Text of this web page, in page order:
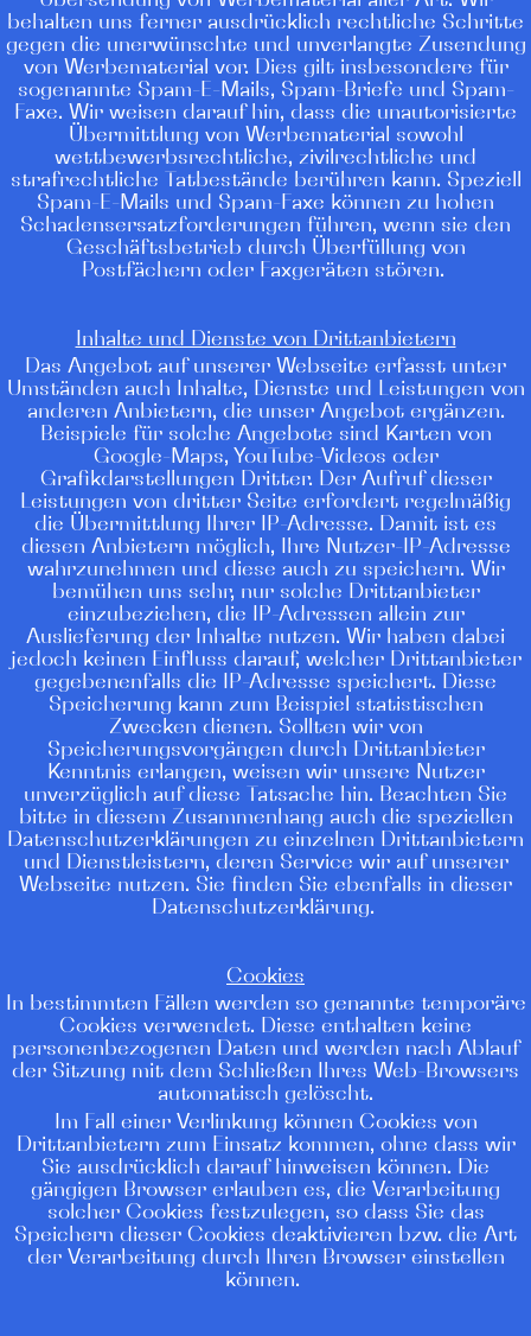
behalten uns ferner ausdrücklich rechtliche Schritte
gegen die unerwünschte und unverlangte Zusendung
von Werbematerial vor. Dies gilt insbesondere für
sogenannte Spam-E-Mails, Spam-Briefe und Spam-
Faxe. Wir weisen darauf hin, dass die unautorisierte
Übermittlung von Werbematerial sowohl
wettbewerbsrechtliche, zivilrechtliche und
strafrechtliche Tatbestände berühren kann. Speziell
Spam-E-Mails und Spam-Faxe können zu hohen
Schadensersatzforderungen führen, wenn sie den
Geschäftsbetrieb durch Überfüllung von
Postfächern oder Faxgeräten stören.
Inhalte und Dienste von Drittanbietern
Das Angebot auf unserer Webseite erfasst unter
Umständen auch Inhalte, Dienste und Leistungen von
anderen Anbietern, die unser Angebot ergänzen.
Beispiele für solche Angebote sind Karten von
Google-Maps, YouTube-Videos oder
Grafikdarstellungen Dritter. Der Aufruf dieser
Leistungen von dritter Seite erfordert regelmäßig
die Übermittlung Ihrer IP-Adresse. Damit ist es
diesen Anbietern möglich, Ihre Nutzer-IP-Adresse
wahrzunehmen und diese auch zu speichern. Wir
bemühen uns sehr, nur solche Drittanbieter
einzubeziehen, die IP-Adressen allein zur
Auslieferung der Inhalte nutzen. Wir haben dabei
jedoch keinen Einfluss darauf, welcher Drittanbieter
gegebenenfalls die IP-Adresse speichert. Diese
Speicherung kann zum Beispiel statistischen
Zwecken dienen. Sollten wir von
Speicherungsvorgängen durch Drittanbieter
Kenntnis erlangen, weisen wir unsere Nutzer
unverzüglich auf diese Tatsache hin. Beachten Sie
bitte in diesem Zusammenhang auch die speziellen
Datenschutzerklärungen zu einzelnen Drittanbietern
und Dienstleistern, deren Service wir auf unserer
Webseite nutzen. Sie finden Sie ebenfalls in dieser
Datenschutzerklärung.
Cookies
In bestimmten Fällen werden so genannte temporäre
Cookies verwendet. Diese enthalten keine
personenbezogenen Daten und werden nach Ablauf
der Sitzung mit dem Schließen Ihres Web-Browsers
automatisch gelöscht.
Im Fall einer Verlinkung können Cookies von
Drittanbietern zum Einsatz kommen, ohne dass wir
Sie ausdrücklich darauf hinweisen können. Die
gängigen Browser erlauben es, die Verarbeitung
solcher Cookies festzulegen, so dass Sie das
Speichern dieser Cookies deaktivieren bzw. die Art
der Verarbeitung durch Ihren Browser einstellen
können.